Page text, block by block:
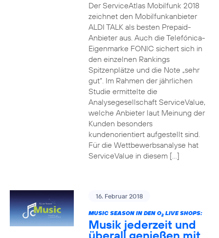
Der ServiceAtlas Mobilfunk 2018
zeichnet den Mobilfunkanbieter
ALDI TALK als besten Prepaid-
Anbieter aus. Auch die Telefónica-
Eigenmarke FONIC sichert sich in
den einzelnen Rankings
Spitzenplätze und die Note „sehr
gut“. Im Rahmen der jährlichen
Studie ermittelte die
Analysegesellschaft ServiceValue,
welche Anbieter laut Meinung der
Kunden besonders
kundenorientiert aufgestellt sind.
Für die Wettbewerbsanalyse hat
ServiceValue in diesem […]
16. Februar 2018
MUSIC SEASON IN DEN O2LIVE SHOPS:
Musik jederzeit und
überall genießen mit